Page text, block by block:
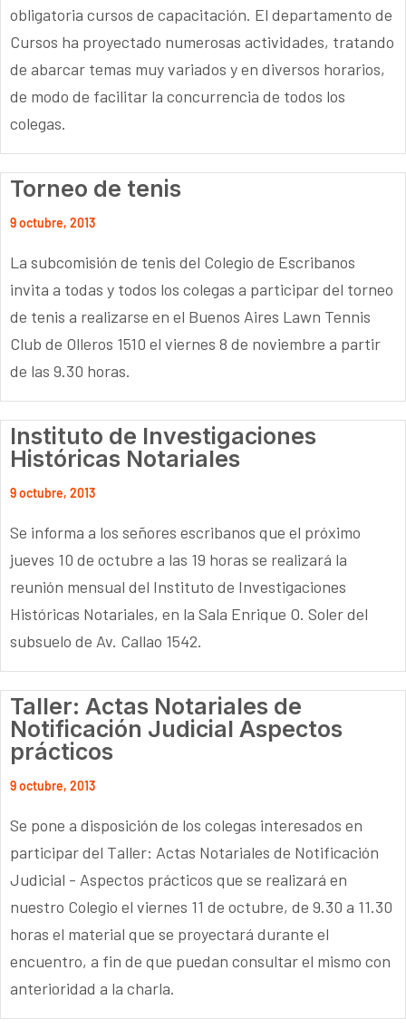
obligatoria cursos de capacitación. El departamento de
Cursos ha proyectado numerosas actividades, tratando
de abarcar temas muy variados y en diversos horarios,
de modo de facilitar la concurrencia de todos los
colegas.
Torneo de tenis
9 octubre, 2013
La subcomisión de tenis del Colegio de Escribanos
invita a todas y todos los colegas a participar del torneo
de tenis a realizarse en el Buenos Aires Lawn Tennis
Club de Olleros 1510 el viernes 8 de noviembre a partir
de las 9.30 horas.
Instituto de Investigaciones
Históricas Notariales
9 octubre, 2013
Se informa a los señores escribanos que el próximo
jueves 10 de octubre a las 19 horas se realizará la
reunión mensual del Instituto de Investigaciones
Históricas Notariales, en la Sala Enrique O. Soler del
subsuelo de Av. Callao 1542.
Taller: Actas Notariales de
Notificación Judicial Aspectos
prácticos
9 octubre, 2013
Se pone a disposición de los colegas interesados en
participar del Taller: Actas Notariales de Notificación
Judicial - Aspectos prácticos que se realizará en
nuestro Colegio el viernes 11 de octubre, de 9.30 a 11.30
horas el material que se proyectará durante el
encuentro, a fin de que puedan consultar el mismo con
anterioridad a la charla.